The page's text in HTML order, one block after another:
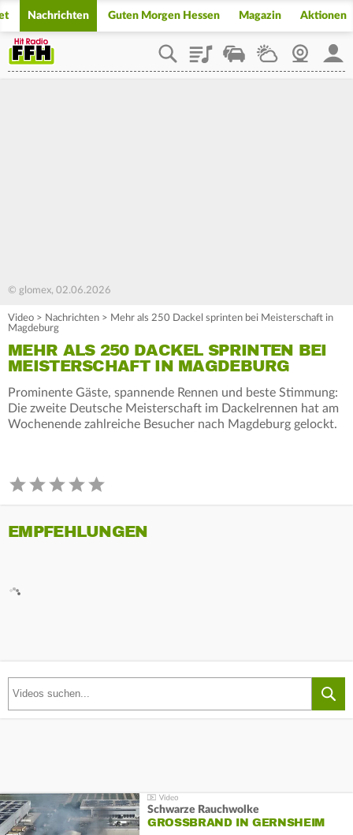
Nachrichten Guten Morgen Hessen Magazin Aktionen
PlaylistStaupilotWetterWebcam
© glomex, 02.06.2026
Video > Nachrichten > Mehr als 250 Dackel sprinten bei Meisterschaft in
Magdeburg
MEHR ALS 250 DACKEL SPRINTEN BEI
MEISTERSCHAFT IN MAGDEBURG
Prominente Gäste, spannende Rennen und beste Stimmung:
Die zweite Deutsche Meisterschaft im Dackelrennen hat am
Wochenende zahlreiche Besucher nach Magdeburg gelockt.
EMPFEHLUNGEN
Schwarze Rauchwolke
GROSSBRAND IN GERNSHEIM